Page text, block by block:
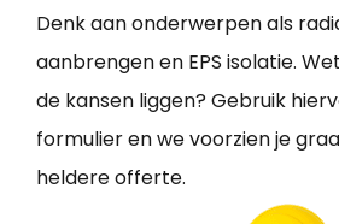
Denk aan onderwerpen als
aanbrengen en EPS isolatie.
de kansen liggen? Gebruik
formulier en we voorzien je
heldere offerte.